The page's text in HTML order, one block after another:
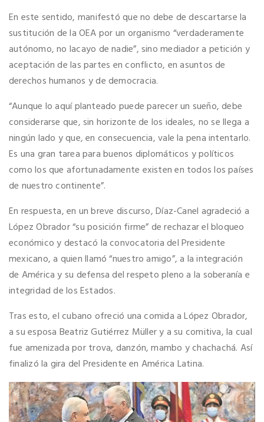
En este sentido, manifestó que no debe de descartarse la
sustitución de la OEA por un organismo “verdaderamente
autónomo, no lacayo de nadie”, sino mediador a petición y
aceptación de las partes en conflicto, en asuntos de
derechos humanos y de democracia.
“Aunque lo aquí planteado puede parecer un sueño, debe
considerarse que, sin horizonte de los ideales, no se llega a
ningún lado y que, en consecuencia, vale la pena intentarlo.
Es una gran tarea para buenos diplomáticos y políticos
como los que afortunadamente existen en todos los países
de nuestro continente”.
En respuesta, en un breve discurso, Díaz-Canel agradeció a
López Obrador “su posición firme” de rechazar el bloqueo
económico y destacó la convocatoria del Presidente
mexicano, a quien llamó “nuestro amigo”, a la integración
de América y su defensa del respeto pleno a la soberanía e
integridad de los Estados.
Tras esto, el cubano ofreció una comida a López Obrador,
a su esposa Beatriz Gutiérrez Müller y a su comitiva, la cual
fue amenizada por trova, danzón, mambo y chachachá. Así
finalizó la gira del Presidente en América Latina.